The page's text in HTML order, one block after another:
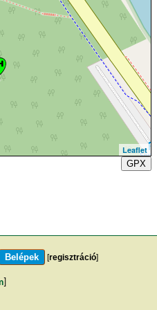
Leaflet
GPX
[regisztráció]